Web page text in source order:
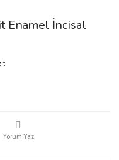
Enamel İncisal
Yorum Yaz